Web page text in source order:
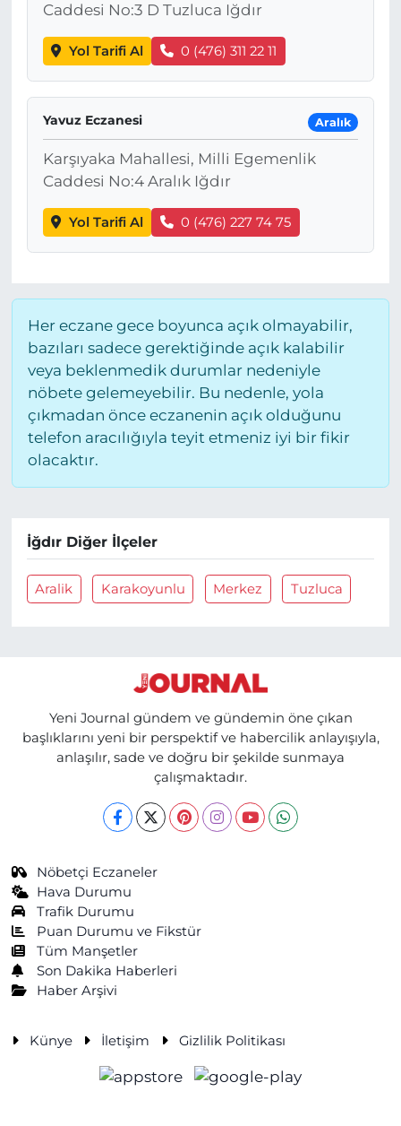
Caddesi No:3 D Tuzluca Iğdır
Yol Tarifi Al 0 (476) 311 22 11
Yavuz Eczanesi Aralık
Karşıyaka Mahallesi, Milli Egemenlik
Caddesi No:4 Aralık Iğdır
Yol Tarifi Al 0 (476) 227 74 75
Her eczane gece boyunca açık olmayabilir,
bazıları sadece gerektiğinde açık kalabilir
veya beklenmedik durumlar nedeniyle
nöbete gelemeyebilir. Bu nedenle, yola
çıkmadan önce eczanenin açık olduğunu
telefon aracılığıyla teyit etmeniz iyi bir fikir
olacaktır.
İğdır Diğer İlçeler
Aralik Karakoyunlu Merkez Tuzluca
Yeni Journal gündem ve gündemin öne çıkan
başlıklarını yeni bir perspektif ve habercilik anlayışıyla,
anlaşılır, sade ve doğru bir şekilde sunmaya
çalışmaktadır.
Nöbetçi Eczaneler
Hava Durumu
Trafik Durumu
Puan Durumu ve Fikstür
Tüm Manşetler
Son Dakika Haberleri
Haber Arşivi
Künye İletişim Gizlilik Politikası